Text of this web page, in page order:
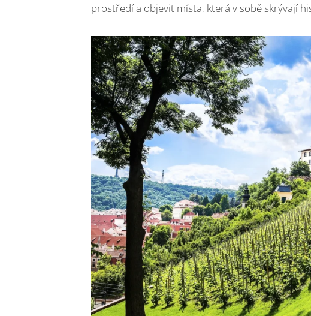
prostředí a objevit místa, která v sobě skrývají